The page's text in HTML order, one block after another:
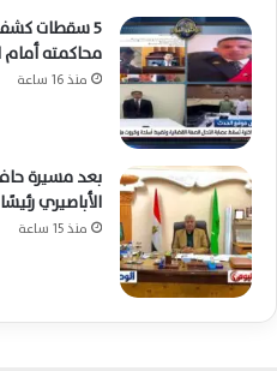
5 سقطات
محاكمته أمام
منذ 16 ساعة
بعد مسيرة
الأباصيري
منذ 15 ساعة